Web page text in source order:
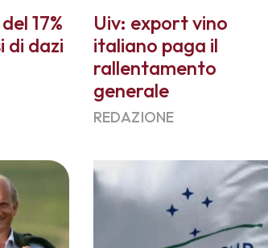
17%
di dazi
Uiv: export vino
italiano paga il
rallentamento
generale
REDAZIONE